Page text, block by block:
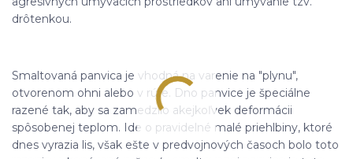
drôtenkou.
Smaltovaná panvica je vhodná na varenie na "plynu",
otvorenom ohni alebo v rúre. Dno panvice je špeciálne
razené tak, aby sa zamedzilo akejkoľvek deformácii
spôsobenej teplom. Ide o pravidelné malé priehlbiny, ktoré
dnes vyrazia lis, však ešte v predvojnových časoch bolo toto